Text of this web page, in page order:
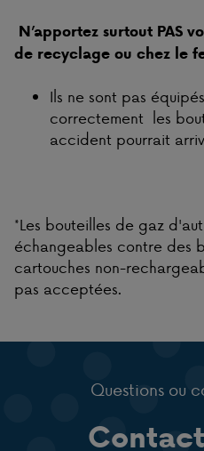
N’apportez surtout PAS
de recyclage ou chez le
Ils ne sont pas
correctement les
accident pourrait
*Les bouteilles de gaz
échangeables contre des
cartouches non-
pas acceptées.
Questions ou